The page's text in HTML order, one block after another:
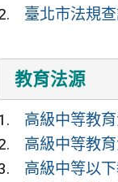
臺北市法規
教育法源
高級中等教
高級中等教
高級中等以